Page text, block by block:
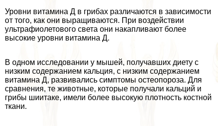
Уровни витамина Д в грибах различаются в зависимости
от того, как они выращиваются. При воздействии
ультрафиолетового света они накапливают более
высокие уровни витамина Д.
В одном исследовании у мышей, получавших диету с
низким содержанием кальция, с низким содержанием
витамина Д, развивались симптомы остеопороза. Для
сравнения, те животные, которые получали кальций и
грибы шиитаке, имели более высокую плотность костной
ткани.